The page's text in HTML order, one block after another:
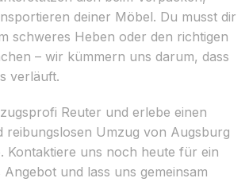
deiner Möbel. Du musst dir
schweres Heben oder den richtigen
– wir kümmern uns darum, dass
verläuft.
Reuter und erlebe einen
reibungslosen Umzug von Augsburg
Kontaktiere uns noch heute für ein
und lass uns gemeinsam